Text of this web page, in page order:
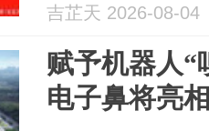
吉芷天 2026-08-04
赋予机器人“
电子鼻将亮